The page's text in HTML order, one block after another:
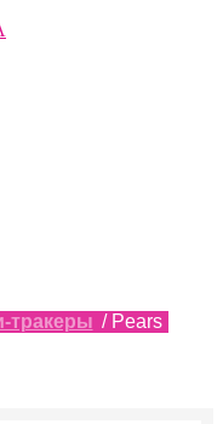
тракеры / Pears